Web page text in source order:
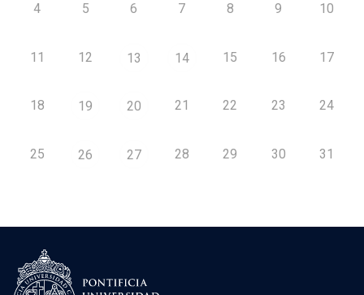
4 5 6 7 8 9 10
11 12 13 14 15 16 17
18 19 20 21 22 23 24
25 26 27 28 29 30 31